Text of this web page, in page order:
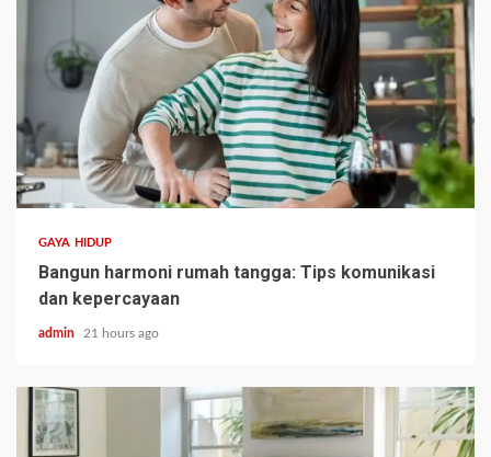
GAYA HIDUP
Bangun harmoni rumah tangga: Tips komunikasi
dan kepercayaan
admin 21 hours ago